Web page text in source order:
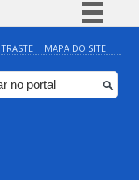
Simplifique!
Comunica BR
Participe
MAPA DO SITE